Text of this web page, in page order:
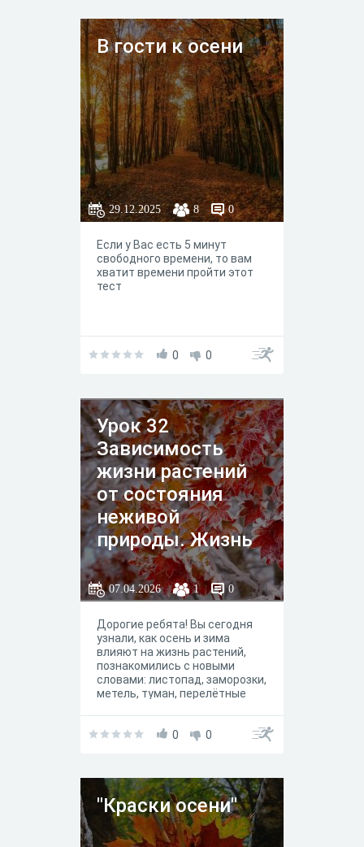
В гости к осени
29.12.2025 8 0
Если у Вас есть 5 минут
свободного времени, то вам
хватит времени пройти этот
тест
0 0
Урок 32
Зависимость
жизни растений
от состояния
неживой
природы. Жизнь
растений осенью
и зимой.
07.04.2026 1 0
Дорогие ребята! Вы сегодня
узнали, как осень и зима
влияют на жизнь растений,
познакомились с новыми
словами: листопад, заморозки,
метель, туман, перелётные
Внимательно читайте каждый
внимательны, некоторые
ответы очень похожи друг на
друга. Желаю удачи! У вас всё
получится.
0 0
"Краски осени"